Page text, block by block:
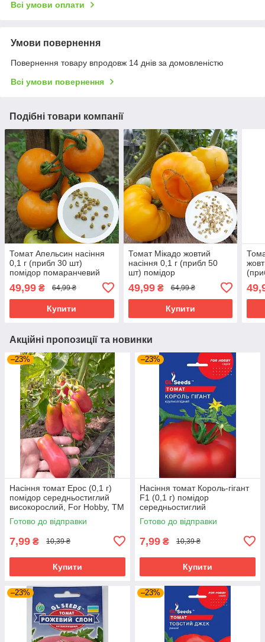
Всі умови оплати
Умови повернення
Повернення товару впродовж 14 днів за домовленістю
Всі умови повернення
Подібні товари компанії
Томат Апельсин насіння
0,1 г (прибл 30 шт)
помідор помаранчевий
високорослий
49,99 ₴ 64,99 ₴
Купити
Томат Мікадо жовтий
насіння 0,1 г (прибл 50
шт) помідор
високорослий
49,99₴ 64,99 ₴
Купити
Акційні пропозиції та новинки
–23%
Насіння томат Ерос (0,1 г)
помідор середньостиглий
високорослий, For Hobby, TM
GL Seeds
Готово до відправки
7,99 ₴ 10,39 ₴
Купити
–23%
Насіння томат Король-гiгант
F1 (0,1 г) помідор
середньостиглий
високорослий, For Hobby, TM
GL Seeds
Готово до відправки
7,99 ₴ 10,39 ₴
Купити
–23% –23%